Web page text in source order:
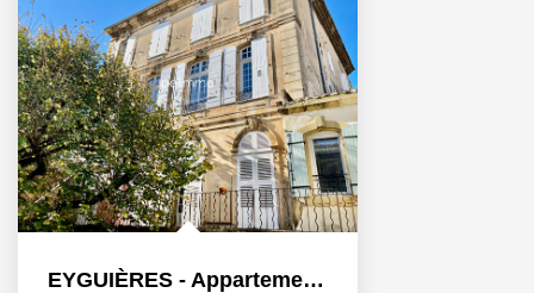
EYGUIÈRES - Appartement T3 avec garage - 103m²